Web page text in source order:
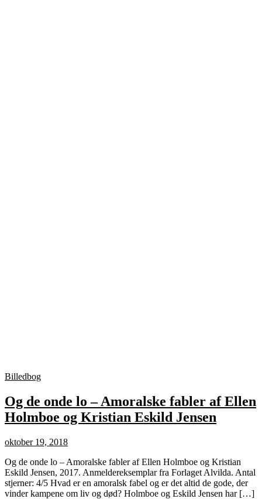
Billedbog
Og de onde lo – Amoralske fabler af Ellen
Holmboe og Kristian Eskild Jensen
oktober 19, 2018
Og de onde lo – Amoralske fabler af Ellen Holmboe og Kristian
Eskild Jensen, 2017. Anmeldereksemplar fra Forlaget Alvilda. Antal
stjerner: 4/5 Hvad er en amoralsk fabel og er det altid de gode, der
vinder kampene om liv og død? Holmboe og Eskild Jensen har […]